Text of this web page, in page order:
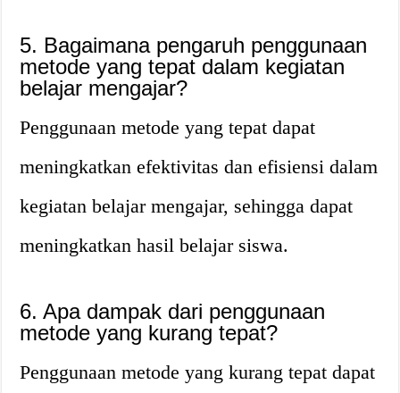
5. Bagaimana pengaruh penggunaan
metode yang tepat dalam kegiatan
belajar mengajar?
Penggunaan metode yang tepat dapat
meningkatkan efektivitas dan efisiensi dalam
kegiatan belajar mengajar, sehingga dapat
meningkatkan hasil belajar siswa.
6. Apa dampak dari penggunaan
metode yang kurang tepat?
Penggunaan metode yang kurang tepat dapat